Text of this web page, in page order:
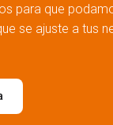
para que
se ajuste a tus